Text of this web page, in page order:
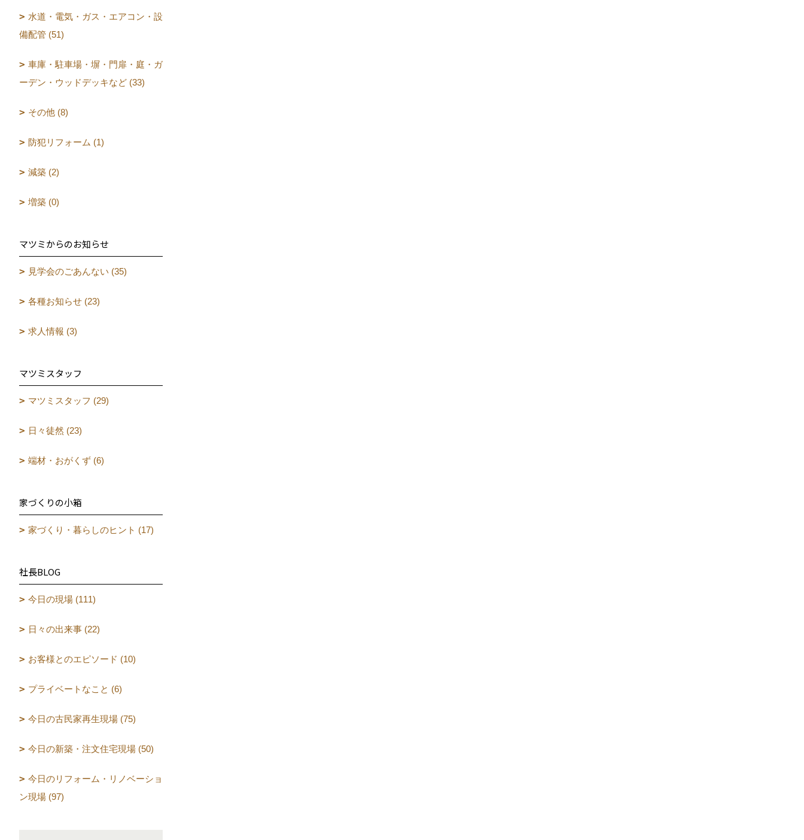
水道・電気・ガス・エアコン・設
備配管 (51)
車庫・駐車場・塀・門扉・庭・ガ
ーデン・ウッドデッキなど (33)
その他 (8)
防犯リフォーム (1)
減築 (2)
増築 (0)
マツミからのお知らせ
見学会のごあんない (35)
各種お知らせ (23)
求人情報 (3)
マツミスタッフ
マツミスタッフ (29)
日々徒然 (23)
端材・おがくず (6)
家づくりの小箱
家づくり・暮らしのヒント (17)
社長BLOG
今日の現場 (111)
日々の出来事 (22)
お客様とのエピソード (10)
プライベートなこと (6)
今日の古民家再生現場 (75)
今日の新築・注文住宅現場 (50)
今日のリフォーム・リノベーショ
ン現場 (97)